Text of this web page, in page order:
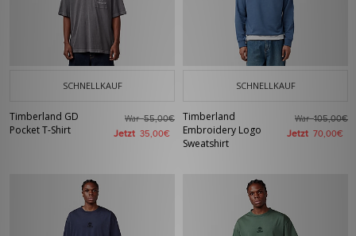
SCHNELLKAUF
Timberland GD
Pocket T-Shirt
War55,00€
Jetzt 35,00€
SCHNELLKAUF
Timberland
Embroidery Logo
Sweatshirt
War105,00€
Jetzt 70,00€